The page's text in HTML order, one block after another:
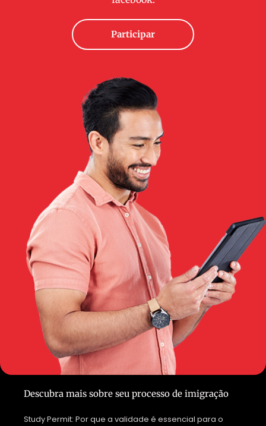
Participar
Descubra mais sobre seu processo de imigração
Study Permit: Por que a validade é essencial para o